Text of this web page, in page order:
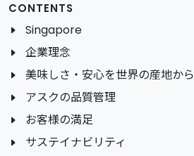
CONTENTS
Singapore
企業理念
美味しさ・安心を世界の産地から
アスクの品質管理
お客様の満足
サステイナビリティ